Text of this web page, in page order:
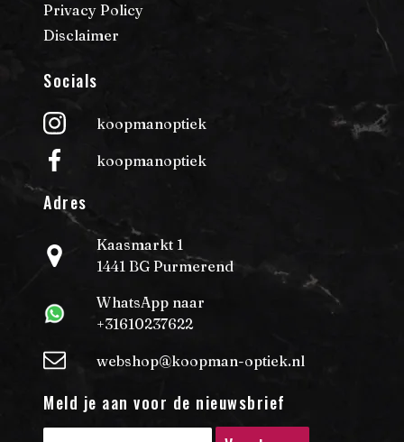
Adres
Kaasmarkt 1
1441 BG Purmerend
WhatsApp naar
+31610237622
webshop@koopman-optiek.nl
Meld je aan voor de nieuwsbrief
Socials
koopmanoptiek
koopmanoptiek
Privacy Policy
Disclaimer